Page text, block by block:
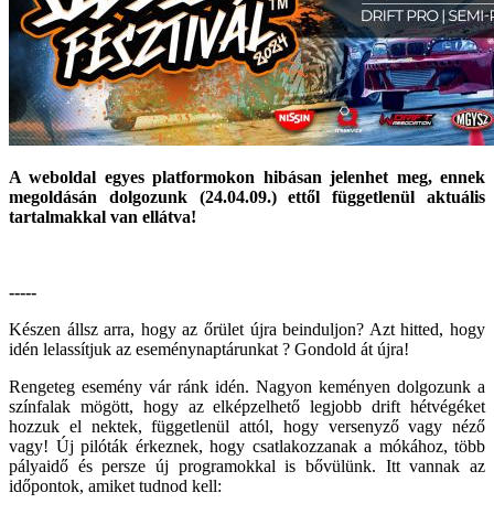
A weboldal egyes platformokon hibásan jelenhet meg, ennek
megoldásán dolgozunk (24.04.09.) ettől függetlenül aktuális
tartalmakkal van ellátva!
-----
Készen állsz arra, hogy az őrület újra beinduljon? Azt hitted, hogy
idén lelassítjuk az eseménynaptárunkat ? Gondold át újra!
Rengeteg esemény vár ránk idén. Nagyon keményen dolgozunk a
színfalak mögött, hogy az elképzelhető legjobb drift hétvégéket
hozzuk el nektek, függetlenül attól, hogy versenyző vagy néző
vagy! Új pilóták érkeznek, hogy csatlakozzanak a mókához, több
pályaidő és persze új programokkal is bővülünk. Itt vannak az
időpontok, amiket tudnod kell: